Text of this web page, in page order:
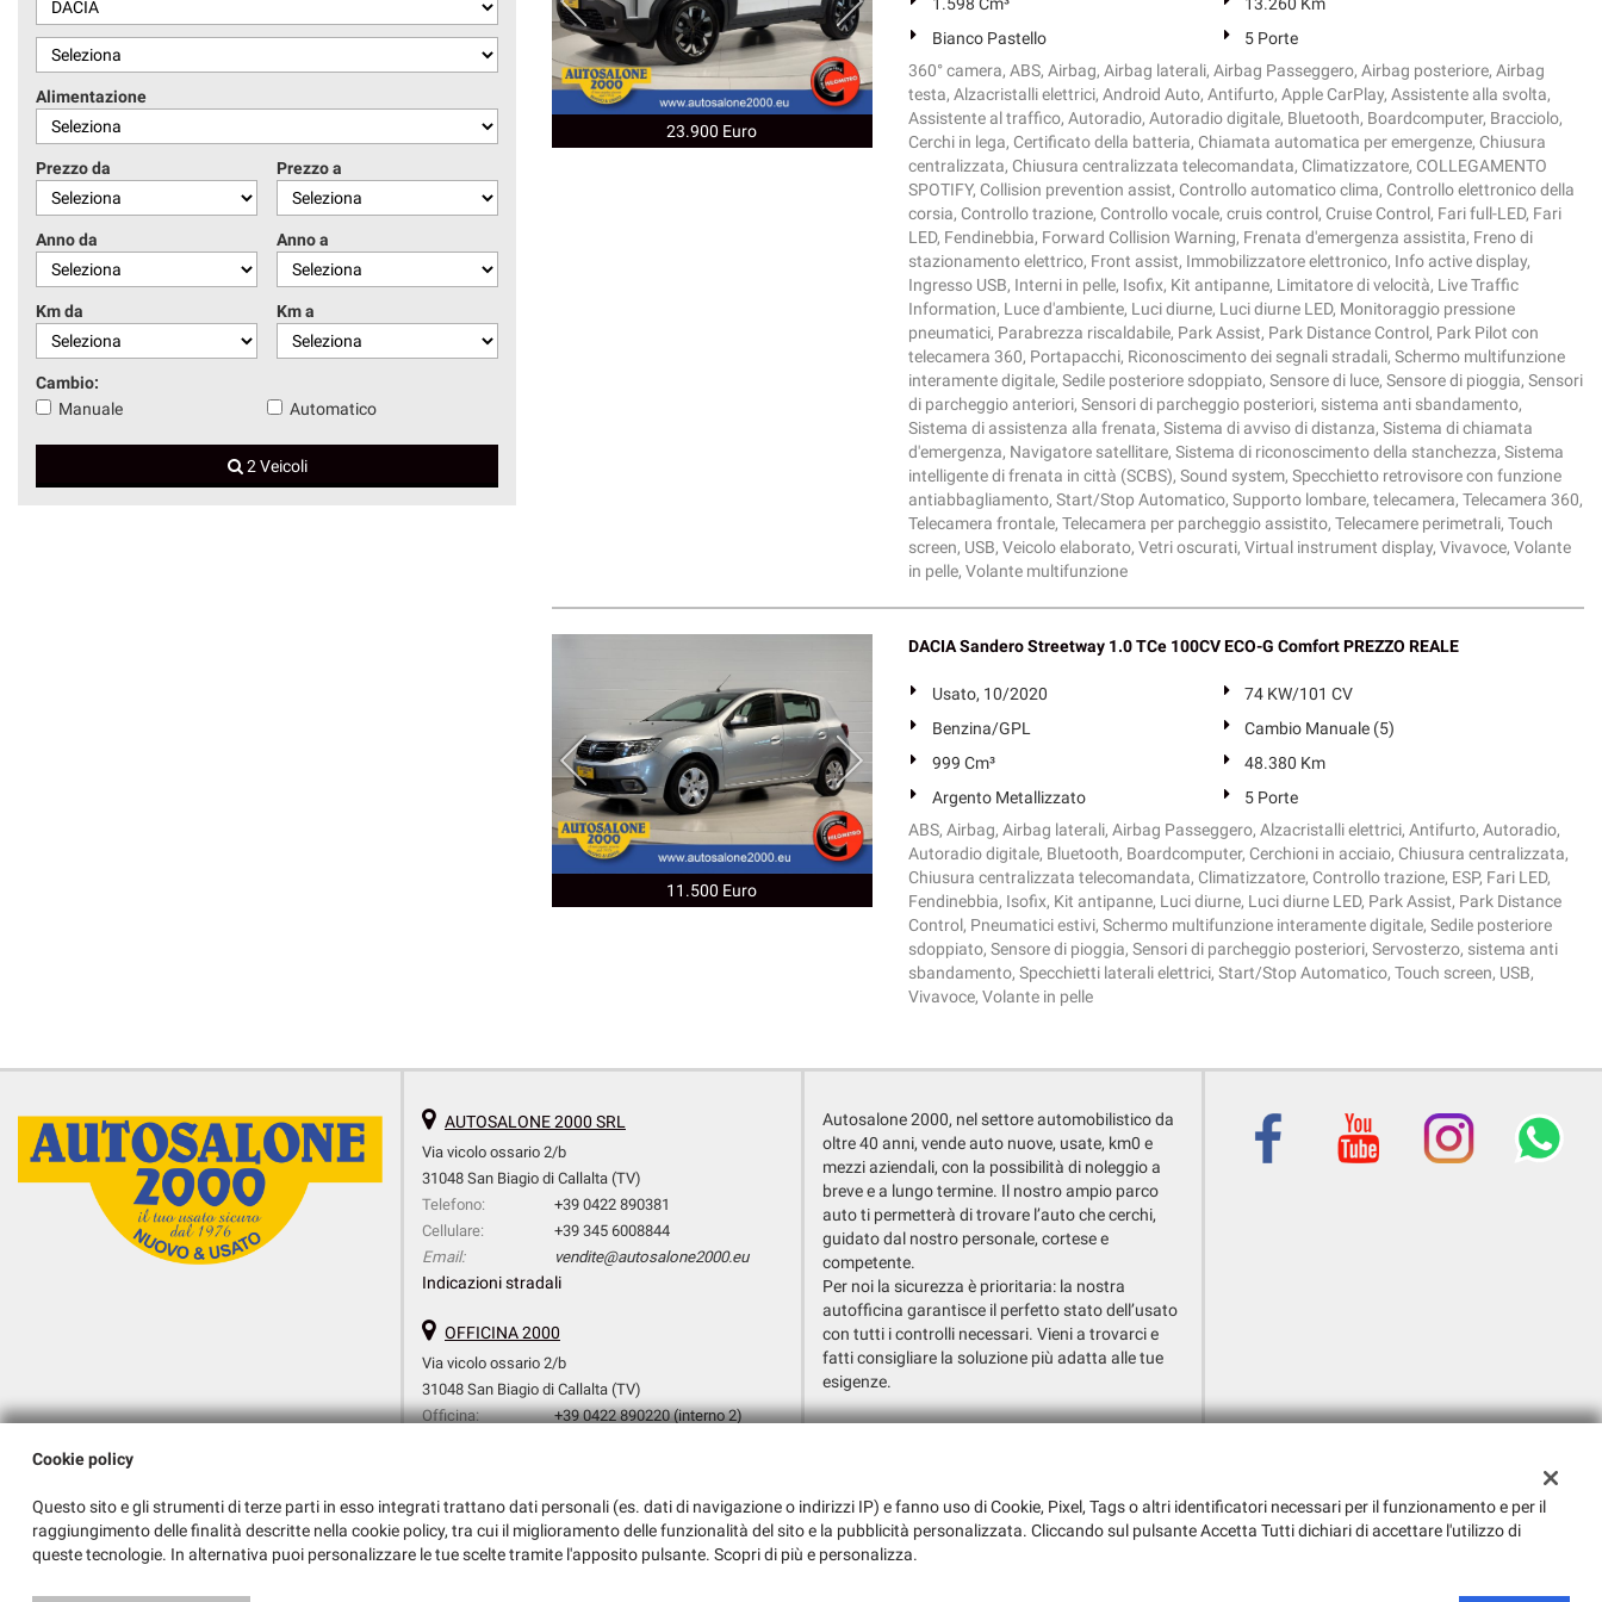
Alimentazione
Prezzo da Prezzo a
Anno da Anno a
Km da Km a
Cambio:
Manuale
Automatico
2 Veicoli
23.900 Euro
Bianco Pastello
5 Porte
360° camera, ABS, Airbag, Airbag laterali, Airbag Passeggero, Airbag posteriore, Airbag
testa, Alzacristalli elettrici, Android Auto, Antifurto, Apple CarPlay, Assistente alla svolta,
Assistente al traffico, Autoradio, Autoradio digitale, Bluetooth, Boardcomputer, Bracciolo,
Cerchi in lega, Certificato della batteria, Chiamata automatica per emergenze, Chiusura
centralizzata, Chiusura centralizzata telecomandata, Climatizzatore, COLLEGAMENTO
SPOTIFY, Collision prevention assist, Controllo automatico clima, Controllo elettronico della
corsia, Controllo trazione, Controllo vocale, cruis control, Cruise Control, Fari full-LED, Fari
LED, Fendinebbia, Forward Collision Warning, Frenata d'emergenza assistita, Freno di
stazionamento elettrico, Front assist, Immobilizzatore elettronico, Info active display,
Ingresso USB, Interni in pelle, Isofix, Kit antipanne, Limitatore di velocità, Live Traffic
Information, Luce d'ambiente, Luci diurne, Luci diurne LED, Monitoraggio pressione
pneumatici, Parabrezza riscaldabile, Park Assist, Park Distance Control, Park Pilot con
telecamera 360, Portapacchi, Riconoscimento dei segnali stradali, Schermo multifunzione
interamente digitale, Sedile posteriore sdoppiato, Sensore di luce, Sensore di pioggia, Sensori
di parcheggio anteriori, Sensori di parcheggio posteriori, sistema anti sbandamento,
Sistema di assistenza alla frenata, Sistema di avviso di distanza, Sistema di chiamata
d'emergenza, Navigatore satellitare, Sistema di riconoscimento della stanchezza, Sistema
intelligente di frenata in città (SCBS), Sound system, Specchietto retrovisore con funzione
antiabbagliamento, Start/Stop Automatico, Supporto lombare, telecamera, Telecamera 360,
Telecamera frontale, Telecamera per parcheggio assistito, Telecamere perimetrali, Touch
screen, USB, Veicolo elaborato, Vetri oscurati, Virtual instrument display, Vivavoce, Volante
in pelle, Volante multifunzione
11.500 Euro
DACIA Sandero Streetway 1.0 TCe 100CV ECO-G Comfort PREZZO REALE
Usato, 10/2020
74 KW/101 CV
Benzina/GPL
Cambio Manuale (5)
999 Cm³
48.380 Km
Argento Metallizzato
5 Porte
ABS, Airbag, Airbag laterali, Airbag Passeggero, Alzacristalli elettrici, Antifurto, Autoradio,
Autoradio digitale, Bluetooth, Boardcomputer, Cerchioni in acciaio, Chiusura centralizzata,
Chiusura centralizzata telecomandata, Climatizzatore, Controllo trazione, ESP, Fari LED,
Fendinebbia, Isofix, Kit antipanne, Luci diurne, Luci diurne LED, Park Assist, Park Distance
Control, Pneumatici estivi, Schermo multifunzione interamente digitale, Sedile posteriore
sdoppiato, Sensore di pioggia, Sensori di parcheggio posteriori, Servosterzo, sistema anti
sbandamento, Specchietti laterali elettrici, Start/Stop Automatico, Touch screen, USB,
Vivavoce, Volante in pelle
AUTOSALONE 2000 SRL
Via vicolo ossario 2/b
31048 San Biagio di Callalta (TV)
Telefono:
+39 0422 890381
Cellulare:
+39 345 6008844
Email:
vendite@autosalone2000.eu
Indicazioni stradali
OFFICINA 2000
Via vicolo ossario 2/b
31048 San Biagio di Callalta (TV)
Officina:
+39 0422 890220 (interno 2)
Indicazioni stradali
Autosalone 2000, nel settore automobilistico da
oltre 40 anni, vende auto nuove, usate, km0 e
mezzi aziendali, con la possibilità di noleggio a
breve e a lungo termine. Il nostro ampio parco
auto ti permetterà di trovare l’auto che cerchi,
guidato dal nostro personale, cortese e
competente.
Per noi la sicurezza è prioritaria: la nostra
autofficina garantisce il perfetto stato dell’usato
con tutti i controlli necessari. Vieni a trovarci e
fatti consigliare la soluzione più adatta alle tue
esigenze.
C.F/P.IVA:03147730265
Registro delle imprese:TV
Cookie policy
Questo sito e gli strumenti di terze parti in esso integrati trattano dati personali (es. dati di navigazione o indirizzi IP) e fanno uso di Cookie, Pixel, Tags o altri identificatori necessari per il funzionamento e per il
raggiungimento delle finalità descritte nella cookie policy, tra cui il miglioramento delle funzionalità del sito e la pubblicità personalizzata. Cliccando sul pulsante Accetta Tutti dichiari di accettare l'utilizzo di
queste tecnologie. In alternativa puoi personalizzare le tue scelte tramite l'apposito pulsante. Scopri di più e personalizza.